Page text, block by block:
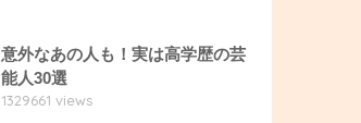
意外なあの人も！実は高学歴の芸
能人30選
1329661 views